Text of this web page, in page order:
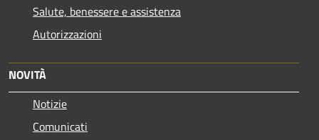
Salute, benessere e assistenza
Autorizzazioni
NOVITÀ
Notizie
Comunicati